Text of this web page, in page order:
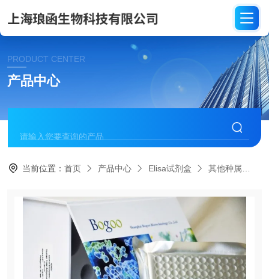
PRODUCT CENTER
产品中心
当前位置：首页 产品中心 Elisa试剂盒 其他种属